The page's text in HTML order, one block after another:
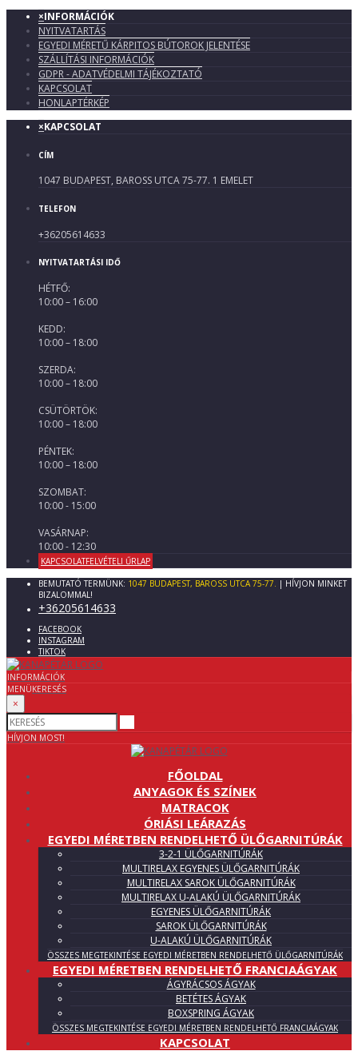
×INFORMÁCIÓK
NYITVATARTÁS
EGYEDI MÉRETŰ KÁRPITOS BÚTOROK JELENTÉSE
SZÁLLÍTÁSI INFORMÁCIÓK
GDPR - ADATVÉDELMI TÁJÉKOZTATÓ
KAPCSOLAT
HONLAPTÉRKÉP
×KAPCSOLAT
CÍM
1047 BUDAPEST, BAROSS UTCA 75-77. 1 EMELET
TELEFON
+36205614633
NYITVATARTÁSI IDŐ
HÉTFŐ:
10:00 – 16:00
KEDD:
10:00 – 18:00
SZERDA:
10:00 – 18:00
CSÜTÖRTÖK:
10:00 – 18:00
PÉNTEK:
10:00 – 18:00
SZOMBAT:
10:00 - 15:00
VASÁRNAP:
10:00 - 12:30
KAPCSOLATFELVÉTELI ŰRLAP
BEMUTATÓ TERMÜNK: 1047 BUDAPEST, BAROSS UTCA 75-77.
| HÍVJON MINKET
BIZALOMMAL!
+36205614633
FACEBOOK
INSTAGRAM
TIKTOK
INFORMÁCIÓK
MENÜKERESÉS
×
HÍVJON MOST!
FŐOLDAL
ANYAGOK ÉS SZÍNEK
MATRACOK
ÓRIÁSI LEÁRAZÁS
EGYEDI MÉRETBEN RENDELHETŐ ÜLŐGARNITÚRÁK
3-2-1 ÜLŐGARNITÚRÁK
MULTIRELAX EGYENES ÜLŐGARNITÚRÁK
MULTIRELAX SAROK ÜLŐGARNITÚRÁK
MULTIRELAX U-ALAKÚ ÜLŐGARNITÚRÁK
EGYENES ÜLŐGARNITÚRÁK
SAROK ÜLŐGARNITÚRÁK
U-ALAKÚ ÜLŐGARNITÚRÁK
ÖSSZES MEGTEKINTÉSE EGYEDI MÉRETBEN RENDELHETŐ ÜLŐGARNITÚRÁK
EGYEDI MÉRETBEN RENDELHETŐ FRANCIAÁGYAK
ÁGYRÁCSOS ÁGYAK
BETÉTES ÁGYAK
BOXSPRING ÁGYAK
ÖSSZES MEGTEKINTÉSE EGYEDI MÉRETBEN RENDELHETŐ FRANCIAÁGYAK
KAPCSOLAT